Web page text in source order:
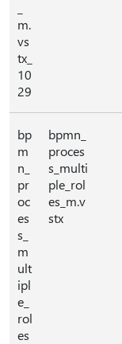
m.
vs
tx_
10
29
bp
m
n_
pr
oc
es
s_
m
ult
ipl
e_
rol
es
bpmn_
proces
s_multi
ple_rol
es_m.v
stx